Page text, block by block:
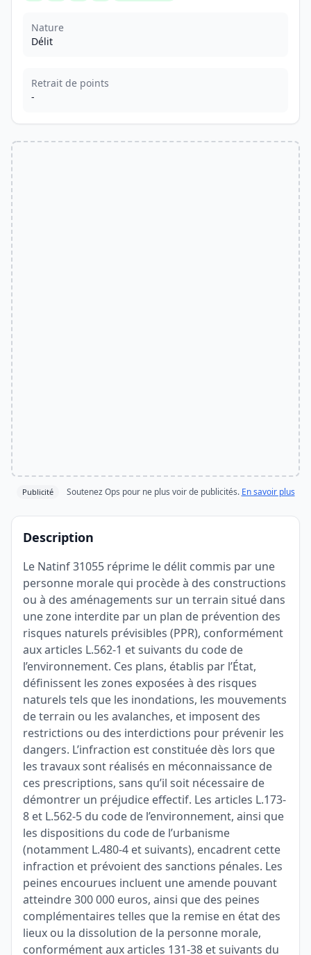
Nature
Délit
Retrait de points
-
Publicité Soutenez Ops pour ne plus voir de publicités. En savoir plus
Description
Le Natinf 31055 réprime le délit commis par une
personne morale qui procède à des constructions
ou à des aménagements sur un terrain situé dans
une zone interdite par un plan de prévention des
risques naturels prévisibles (PPR), conformément
aux articles L.562-1 et suivants du code de
l’environnement. Ces plans, établis par l’État,
définissent les zones exposées à des risques
naturels tels que les inondations, les mouvements
de terrain ou les avalanches, et imposent des
restrictions ou des interdictions pour prévenir les
dangers. L’infraction est constituée dès lors que
les travaux sont réalisés en méconnaissance de
ces prescriptions, sans qu’il soit nécessaire de
démontrer un préjudice effectif. Les articles L.173-
8 et L.562-5 du code de l’environnement, ainsi que
les dispositions du code de l’urbanisme
(notamment L.480-4 et suivants), encadrent cette
infraction et prévoient des sanctions pénales. Les
peines encourues incluent une amende pouvant
atteindre 300 000 euros, ainsi que des peines
complémentaires telles que la remise en état des
lieux ou la dissolution de la personne morale,
conformément aux articles 131-38 et suivants du